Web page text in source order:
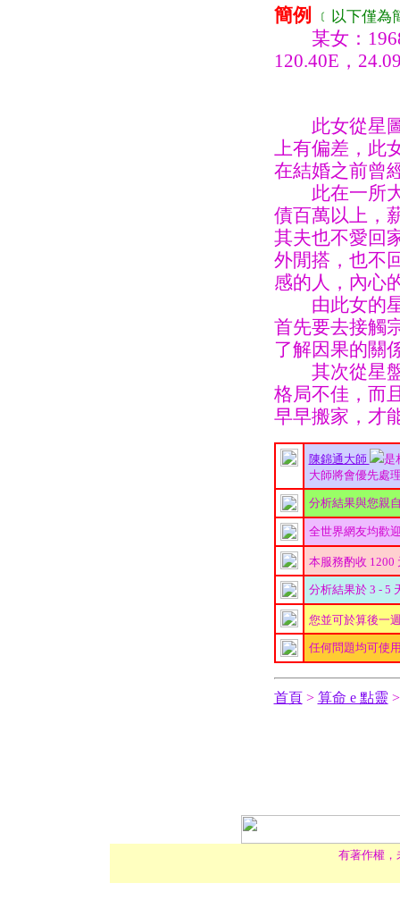
簡例
﹝以下僅
某女：1968
120.40E，
此女從星圖
上有偏差，此
在結婚之前曾
此在一所大
債百萬以上，
其夫也不愛回
外閒搭，也不
感的人，內心
由此女的星
首先要去接觸
了解因果的關
其次從星盤
格局不佳，而
早早搬家，才
陳錦通大師
是
大師將會優先處
分析結果與您親
全世界網友均歡
本服務酌收 1200
分析結果於 3 - 5
您並可於算後一
任何問題均可使
首頁> 算命 e 點靈
有著作權，